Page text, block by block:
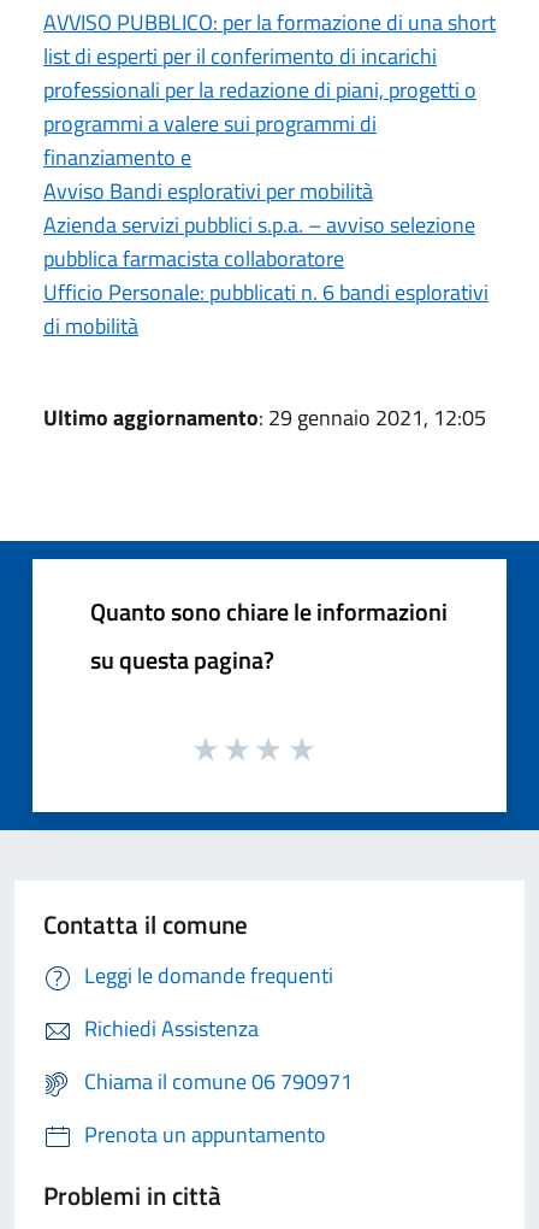
AVVISO PUBBLICO: per la formazione di una short
list di esperti per il conferimento di incarichi
professionali per la redazione di piani, progetti o
programmi a valere sui programmi di
finanziamento e
Avviso Bandi esplorativi per mobilità
Azienda servizi pubblici s.p.a. – avviso selezione
pubblica farmacista collaboratore
Ufficio Personale: pubblicati n. 6 bandi esplorativi
di mobilità
Ultimo aggiornamento: 29 gennaio 2021, 12:05
Quanto sono chiare le informazioni
su questa pagina?
Contatta il comune
Leggi le domande frequenti
Richiedi Assistenza
Chiama il comune 06 790971
Prenota un appuntamento
Problemi in città